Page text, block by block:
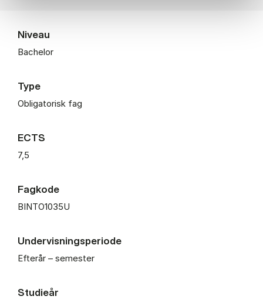
Niveau
Bachelor
Type
Obligatorisk fag
ECTS
7,5
Fagkode
BINTO1035U
Undervisningsperiode
Efterår – semester
Studieår